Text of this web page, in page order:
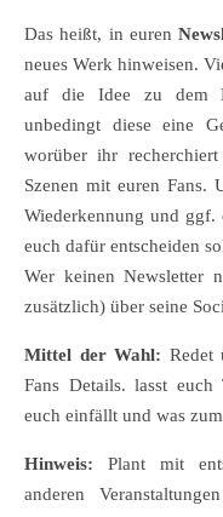
Das heißt, in euren
neues Werk hinweisen.
auf die Idee zu dem
unbedingt diese eine
worüber ihr
Szenen mit euren Fans.
Wiederkennung und
euch dafür entscheiden
Wer keinen Newsletter
zusätzlich) über seine
Mittel der Wahl: Redet
Fans Details. lasst
euch einfällt und was
Hinweis: Plant mit
anderen